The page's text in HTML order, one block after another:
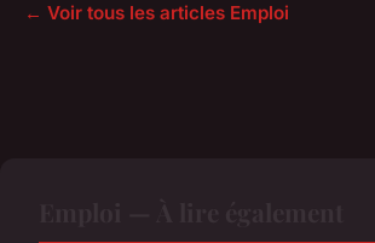
← Voir tous les articles Emploi